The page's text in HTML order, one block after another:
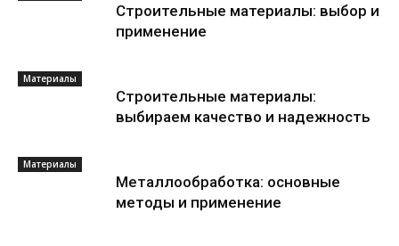
Строительные материалы: выбор и
применение
Материалы
Строительные материалы:
выбираем качество и надежность
Материалы
Металлообработка: основные
методы и применение